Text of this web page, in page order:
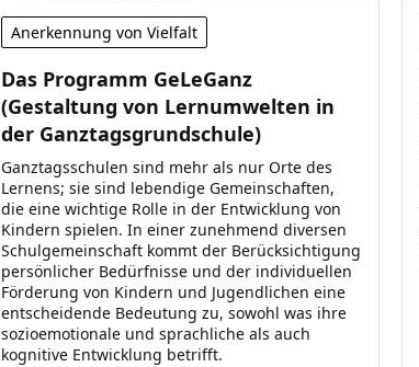
Anerkennung von Vielfalt
Das Programm GeLeGanz
(Gestaltung von Lernumwelten in
der Ganztagsgrundschule)
Ganztagsschulen sind mehr als nur Orte des
Lernens; sie sind lebendige Gemeinschaften,
die eine wichtige Rolle in der Entwicklung von
Kindern spielen. In einer zunehmend diversen
Schulgemeinschaft kommt der Berücksichtigung
persönlicher Bedürfnisse und der individuellen
Förderung von Kindern und Jugendlichen eine
entscheidende Bedeutung zu, sowohl was ihre
sozioemotionale und sprachliche als auch
kognitive Entwicklung betrifft.